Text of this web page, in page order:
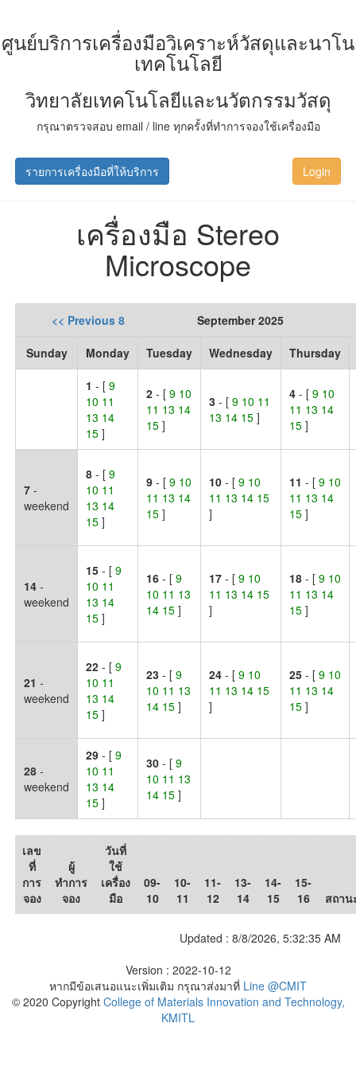
ศูนย์บริการเครื่องมือวิเคราะห์วัสดุและนาโน
เทคโนโลยี
วิทยาลัยเทคโนโลยีและนวัตกรรมวัสดุ
กรุณาตรวจสอบ email / line ทุกครั้งที่ทำการจองใช้เครื่องมือ
รายการเครื่องมือที่ให้บริการ Login
เครื่องมือ Stereo
Microscope
<< Previous 8 September 2025
Sunday Monday Tuesday Wednesday Thursday
1 - [9
10 11
13 14
15]
2 - [9 10
11 13 14
15]
3 - [9 10 11
13 14 15]
4 - [9 10
11 13 14
15]
7 -
weekend
8 - [9
10 11
13 14
15]
9 - [9 10
11 13 14
15]
10 - [9 10
11 13 14 15
]
11 - [9 10
11 13 14
15]
14 -
weekend
15 - [9
10 11
13 14
15]
16 - [9
10 11 13
14 15]
17 - [9 10
11 13 14 15
]
18 - [9 10
11 13 14
15]
21 -
weekend
22 - [9
10 11
13 14
15]
23 - [9
10 11 13
14 15]
24 - [9 10
11 13 14 15
]
25 - [9 10
11 13 14
15]
28 -
weekend
29 - [9
10 11
13 14
15]
30 - [9
10 11 13
14 15]
เลข
ที่
การ
จอง
ผู้
ทำการ
จอง
วันที่
ใช้
เครื่อง
มือ
09-
10
10-
11
11-
12
13-
14
14-
15
15-
16
สถาน
Updated : 8/8/2026, 5:32:35 AM
Version : 2022-10-12
หากมีข้อเสนอแนะเพิ่มเติม กรุณาส่งมาที่ Line @CMIT
© 2020 CopyrightCollege of Materials Innovation and Technology,
KMITL